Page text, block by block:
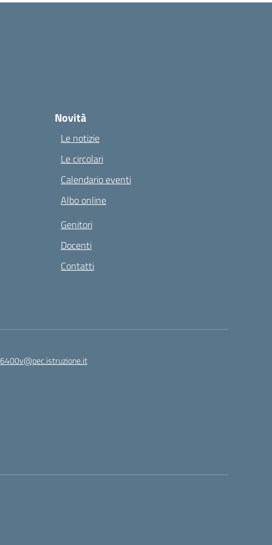
Novità
Le notizie
Le circolari
Calendario eventi
Albo online
Genitori
Docenti
Contatti